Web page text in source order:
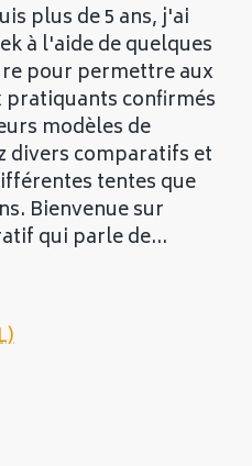
plus de 5 ans, j'ai
à l'aide de quelques
pour permettre aux
confirmés
modèles de
divers comparatifs et
tentes que
Bienvenue sur
qui parle de...